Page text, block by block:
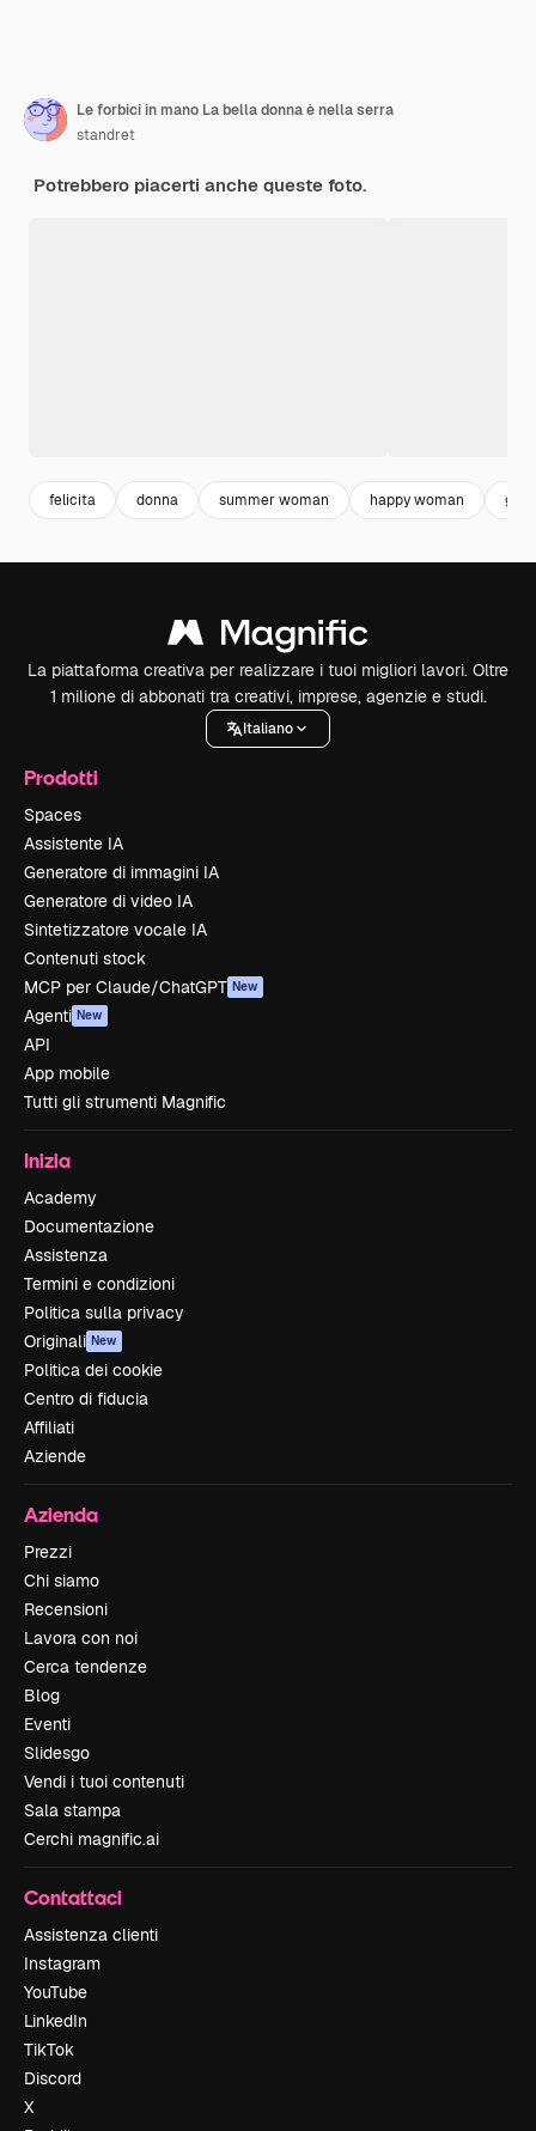
Le forbici in mano La bella donna è nella serra
standret
Potrebbero piacerti anche queste foto.
felicita donna summer woman happy woman gioia
La piattaforma creativa per realizzare i tuoi migliori lavori. Oltre
1 milione di abbonati tra creativi, imprese, agenzie e studi.
Italiano
Prodotti
Spaces
Assistente IA
Generatore di immagini IA
Generatore di video IA
Sintetizzatore vocale IA
Contenuti stock
MCP per Claude/ChatGPT New
Agenti New
API
App mobile
Tutti gli strumenti Magnific
Inizia
Academy
Documentazione
Assistenza
Termini e condizioni
Politica sulla privacy
Originali New
Politica dei cookie
Centro di fiducia
Affiliati
Aziende
Azienda
Prezzi
Chi siamo
Recensioni
Lavora con noi
Cerca tendenze
Blog
Eventi
Slidesgo
Vendi i tuoi contenuti
Sala stampa
Cerchi magnific.ai
Contattaci
Assistenza clienti
Instagram
YouTube
LinkedIn
TikTok
Discord
X